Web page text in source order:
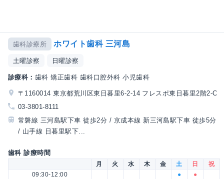
歯科診療所 ホワイト歯科 三河島
土曜診察 日曜診察
診療科： 歯科 矯正歯科 歯科口腔外科 小児歯科
〒1160014 東京都荒川区東日暮里6-2-14 フレスポ東日暮里2階2-C
03-3801-8111
常磐線 三河島駅下車 徒歩2分 / 京成本線 新三河島駅下車 徒歩5分
/ 山手線 日暮里駅下...
歯科 診療時間
月 火 水 木 金 土 日
祝
09:30-12:00
●
●